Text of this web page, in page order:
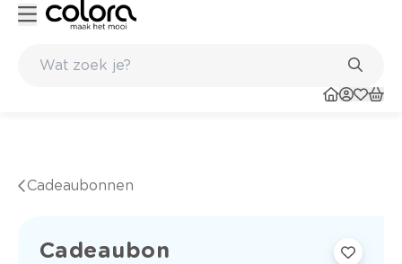
Cadeaubonnen
Cadeaubon